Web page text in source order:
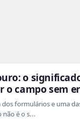
o
o campo sem
dos formulários e uma
é o s...